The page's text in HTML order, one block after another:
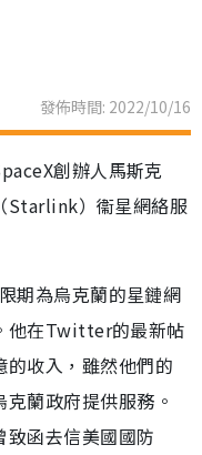
發佈時間: 2022/10/16
創辦人馬斯克
Starlink）衞星網絡服
期為烏克蘭的星鏈網
他在Twitter的最新帖
收入，雖然他們的
蘭政府提供服務。
函去信美國國防